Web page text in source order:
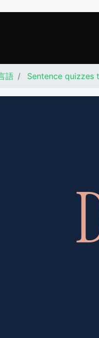
語 Sentence quizzes